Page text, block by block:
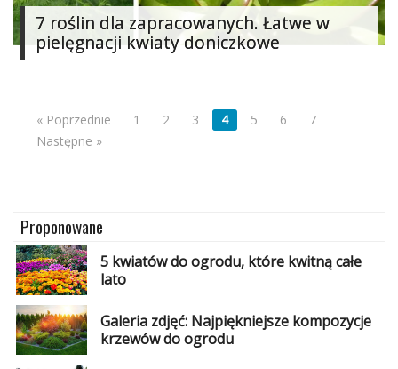
7 roślin dla zapracowanych. Łatwe w
pielęgnacji kwiaty doniczkowe
« Poprzednie 1 2 3 4 5 6
7
Następne »
Proponowane
5 kwiatów do ogrodu, które kwitną całe
lato
Galeria zdjęć: Najpiękniejsze kompozycje
krzewów do ogrodu